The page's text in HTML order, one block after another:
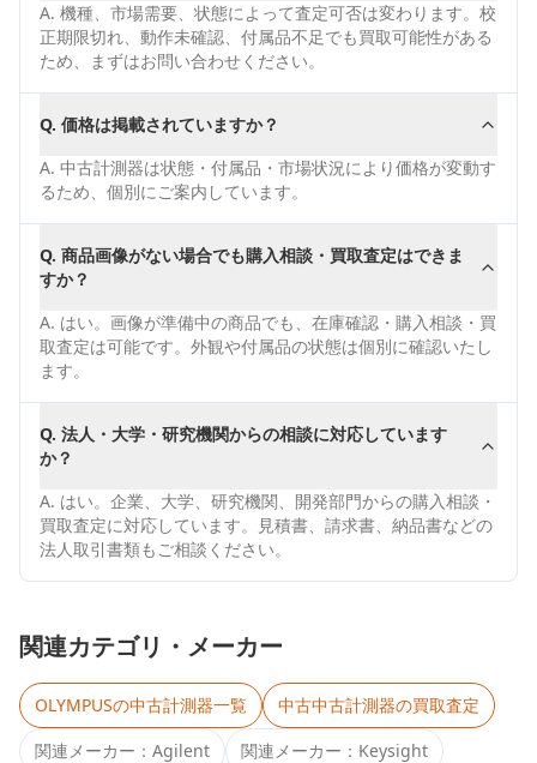
A. 機種、市場需要、状態によって査定可否は変わります。校
正期限切れ、動作未確認、付属品不足でも買取可能性がある
ため、まずはお問い合わせください。
Q. 価格は掲載されていますか？
A. 中古計測器は状態・付属品・市場状況により価格が変動す
るため、個別にご案内しています。
Q. 商品画像がない場合でも購入相談・買取査定はできま
すか？
A. はい。画像が準備中の商品でも、在庫確認・購入相談・買
取査定は可能です。外観や付属品の状態は個別に確認いたし
ます。
Q. 法人・大学・研究機関からの相談に対応しています
か？
A. はい。企業、大学、研究機関、開発部門からの購入相談・
買取査定に対応しています。見積書、請求書、納品書などの
法人取引書類もご相談ください。
関連カテゴリ・メーカー
OLYMPUSの中古計測器一覧 中古中古計測器の買取査定
関連メーカー： Agilent 関連メーカー： Keysight